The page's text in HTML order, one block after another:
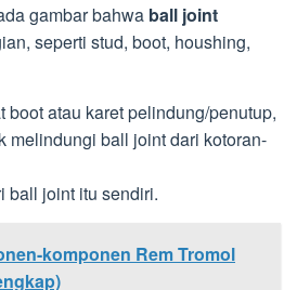
gambar bahwa ball joint
seperti stud, boot, houshing,
boot atau karet pelindung/penutup,
melindungi ball joint dari kotoran-
ball joint itu sendiri.
komponen Rem Tromol